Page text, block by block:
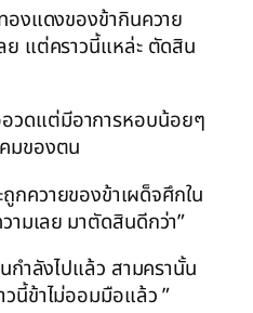
องแดงของข้ากินควาย
ย แต่คราวนี้แหล่ะ ตัดสิน
อวดแต่มีอาการหอบน้อยๆ
มของตน
กควายของข้าเผด็จศึกใน
ามเลย มาตัดสินดีกว่า”
นกำลังไปแล้ว สามครานั้น
วนี้ข้าไม่ออมมือแล้ว ”